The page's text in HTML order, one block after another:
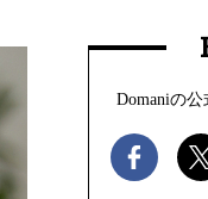
Domaniの公